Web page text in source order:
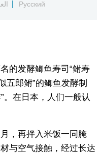
Русский
的发酵鲫鱼寿司“鲋寿
五郎鲋”的鲫鱼发酵制
。在日本，人们一般认
，再拌入米饭一同腌
与空气接触，经过长达